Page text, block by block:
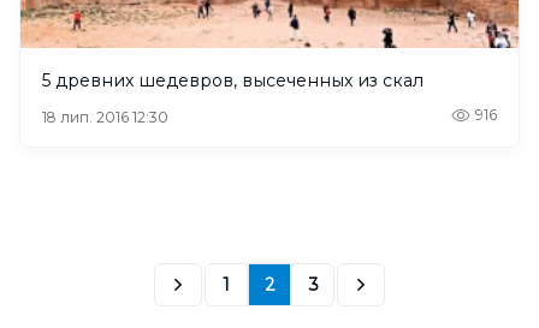
5 древних шедевров, высеченных из скал
18 лип. 2016 12:30 916
1 2 3